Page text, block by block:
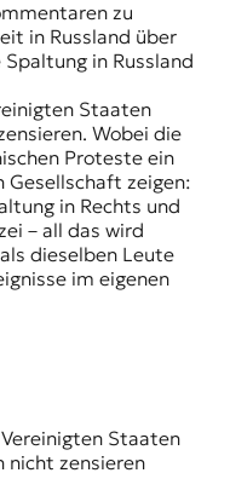
zu
in Russland über
in Russland
Staaten
Wobei die
Proteste ein
Gesellschaft zeigen:
in Rechts und
– all das wird
dieselben Leute
im eigenen
Staaten
nicht zensieren